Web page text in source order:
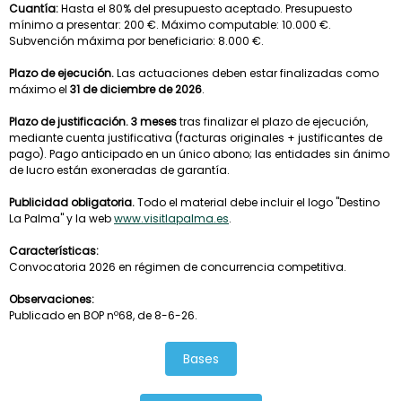
Cuantía:Hasta el 80% del presupuesto aceptado. Presupuesto
mínimo a presentar: 200 €. Máximo computable: 10.000 €.
Subvención máxima por beneficiario: 8.000 €.
Plazo de ejecución.Las actuaciones deben estar finalizadas como
máximo el 31 de diciembre de 2026.
Plazo de justificación.3 mesestras finalizar el plazo de ejecución,
mediante cuenta justificativa (facturas originales + justificantes de
pago). Pago anticipado en un único abono; las entidades sin ánimo
de lucro están exoneradas de garantía.
Publicidad obligatoria.Todo el material debe incluir el logo "Destino
La Palma" y la webwww.visitlapalma.es.
Características:
Convocatoria 2026 en régimen de concurrencia competitiva.
Observaciones:
Publicado en BOP nº68, de 8-6-26.
Bases